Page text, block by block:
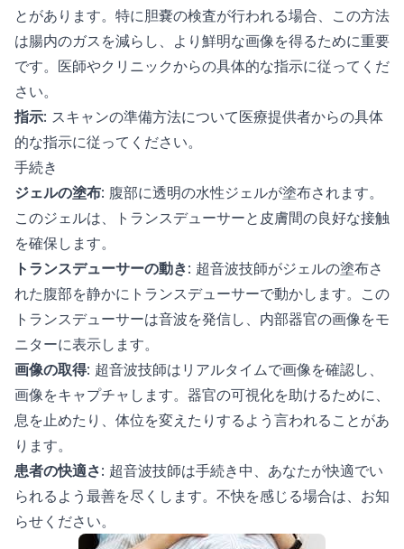
とがあります。特に胆嚢の検査が行われる場合、この方法
は腸内のガスを減らし、より鮮明な画像を得るために重要
です。医師やクリニックからの具体的な指示に従ってくだ
さい。
指示: スキャンの準備方法について医療提供者からの具体
的な指示に従ってください。
手続き
ジェルの塗布: 腹部に透明の水性ジェルが塗布されます。
このジェルは、トランスデューサーと皮膚間の良好な接触
を確保します。
トランスデューサーの動き: 超音波技師がジェルの塗布さ
れた腹部を静かにトランスデューサーで動かします。この
トランスデューサーは音波を発信し、内部器官の画像をモ
ニターに表示します。
画像の取得: 超音波技師はリアルタイムで画像を確認し、
画像をキャプチャします。器官の可視化を助けるために、
息を止めたり、体位を変えたりするよう言われることがあ
ります。
患者の快適さ: 超音波技師は手続き中、あなたが快適でい
られるよう最善を尽くします。不快を感じる場合は、お知
らせください。